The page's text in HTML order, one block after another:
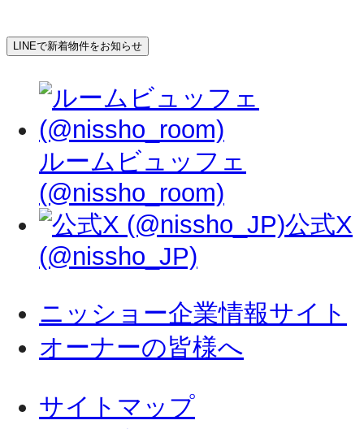
LINEで新着物件をお知らせ
ルームビュッフェ
(@nissho_room)
公式X
(@nissho_JP)
ニッショー企業情報サイト
オーナーの皆様へ
サイトマップ